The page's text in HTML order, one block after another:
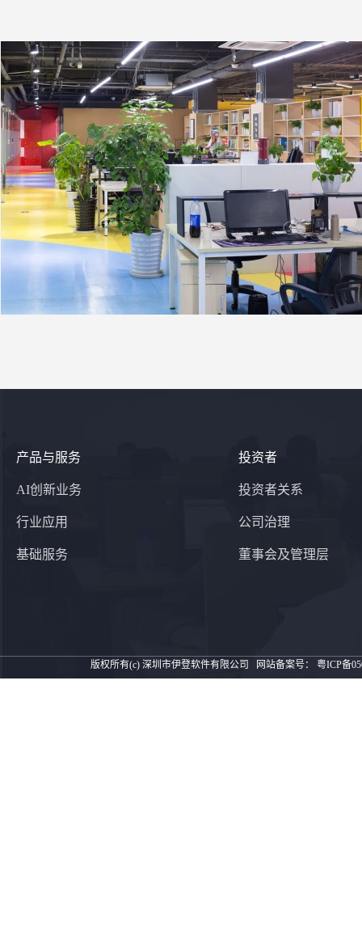
产品与服务
AI创新业务
行业应用
基础服务
投资者
投资者关系
公司治理
董事会及管理层
版权所有(c) 深圳市伊登软件有限公司 网站备案号： 粤ICP备